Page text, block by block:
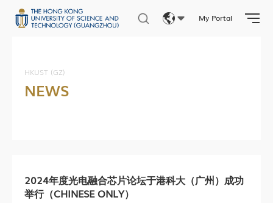
My Portal
HKUST (GZ)
NEWS
2024年度光电融合芯片论坛于港科大（广州）成功
举行（CHINESE ONLY）